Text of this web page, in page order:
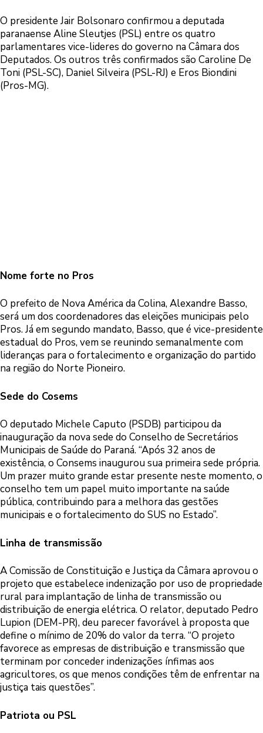
O presidente Jair Bolsonaro confirmou a deputada
paranaense Aline Sleutjes (PSL) entre os quatro
parlamentares vice-lideres do governo na Câmara dos
Deputados. Os outros três confirmados são Caroline De
Toni (PSL-SC), Daniel Silveira (PSL-RJ) e Eros Biondini
(Pros-MG).
Nome forte no Pros
O prefeito de Nova América da Colina, Alexandre Basso,
será um dos coordenadores das eleições municipais pelo
Pros. Já em segundo mandato, Basso, que é vice-presidente
estadual do Pros, vem se reunindo semanalmente com
lideranças para o fortalecimento e organização do partido
na região do Norte Pioneiro.
Sede do Cosems
O deputado Michele Caputo (PSDB) participou da
inauguração da nova sede do Conselho de Secretários
Municipais de Saúde do Paraná. “Após 32 anos de
existência, o Consems inaugurou sua primeira sede própria.
Um prazer muito grande estar presente neste momento, o
conselho tem um papel muito importante na saúde
pública, contribuindo para a melhora das gestões
municipais e o fortalecimento do SUS no Estado”.
Linha de transmissão
A Comissão de Constituição e Justiça da Câmara aprovou o
projeto que estabelece indenização por uso de propriedade
rural para implantação de linha de transmissão ou
distribuição de energia elétrica. O relator, deputado Pedro
Lupion (DEM-PR), deu parecer favorável à proposta que
define o mínimo de 20% do valor da terra. “O projeto
favorece as empresas de distribuição e transmissão que
terminam por conceder indenizações ínfimas aos
agricultores, os que menos condições têm de enfrentar na
justiça tais questões”.
Patriota ou PSL